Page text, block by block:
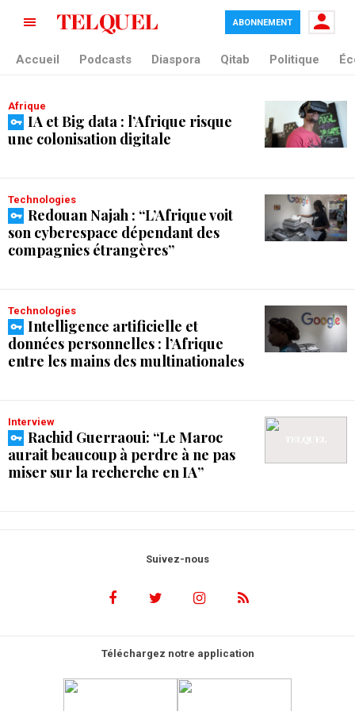
tag blade
ABONNEMENT
Accueil Podcasts Diaspora Qitab Politique
Afrique
IA et Big data : l’Afrique risque
une colonisation digitale
Technologies
Redouan Najah : “L’Afrique voit
son cyberespace dépendant des
compagnies étrangères”
Technologies
Intelligence artificielle et
données personnelles : l’Afrique
entre les mains des multinationales
Interview
Rachid Guerraoui: “Le Maroc
aurait beaucoup à perdre à ne pas
miser sur la recherche en IA”
Suivez-nous
Téléchargez notre application